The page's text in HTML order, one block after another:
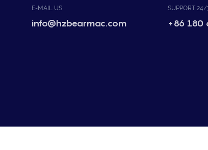
E-MAIL US
info@hzbearmac.com
SUPPORT 24/
+86 180